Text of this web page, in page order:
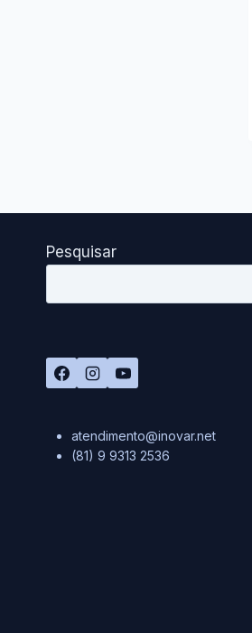
Pesquisar
atendimento@inovar.net
(81) 9 9313 2536